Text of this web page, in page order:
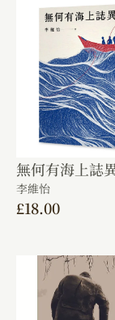
無何有海上誌
李維怡
£18.00